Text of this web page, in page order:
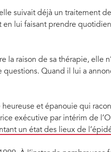
suivait déjà un traitement
lui faisant prendre
la raison de sa thérapie, elle
Quand il lui a
et épanouie qui
exécutive par intérim de
un état des lieux de